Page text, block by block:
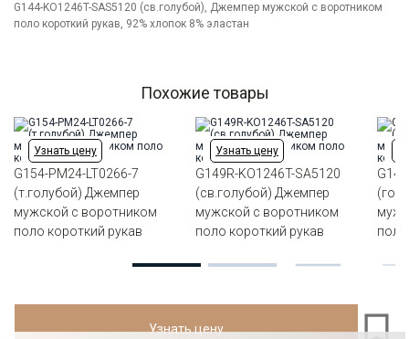
Модель
Классическая с разрезами по бокам
Цвет
Голубой
Прямой силуэт / Сlassic fit
G144-KO1246T-SAS5120 (св.голубой), Джемпер мужской с воротником
поло короткий рукав, 92% хлопок 8% эластан
Похожие товары
Узнать цену
G154-PM24-LT0266-7
(т.голубой) Джемпер
мужской с воротником
поло короткий рукав
Узнать цену
G149R-KO1246T-SA5120
(св.голубой) Джемпер
мужской с воротником
поло короткий рукав
Узнать цену